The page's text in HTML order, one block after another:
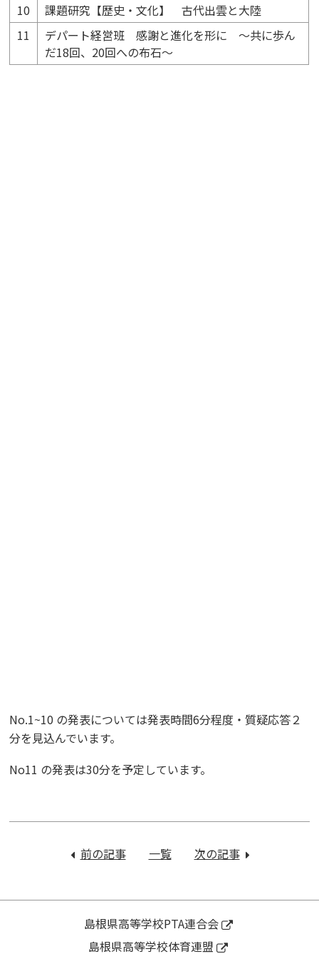
10
課題研究【歴史・文化】 古代出雲と大陸
11
デパート経営班 感謝と進化を形に ～共に歩ん
だ18回、20回への布石～
No.1~10 の発表については発表時間6分程度・質疑応答２
分を見込んでいます。
No11 の発表は30分を予定しています。
ゲ
前の記事：
Ｖ
Ｆ
Ｘ
一覧 次の記事：
６
島根県高等学校PTA連合会
島根県高等学校体育連盟